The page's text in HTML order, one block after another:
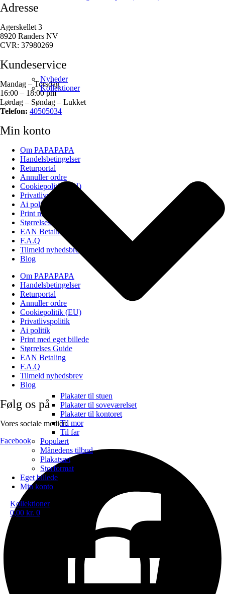
Nyheder
Kollektioner
Plakater til stuen
Plakater til soveværelset
Plakater til kontoret
Til mor
Til far
Populært
Månedens tilbud
Plakatsæt
Storformat
Eget billede
Min konto
Kollektioner
0,00 kr. 0
Adresse
Agerskellet 3
8920 Randers NV
CVR: 37980269
Kundeservice
Mandag – Torsdag
16:00 – 18:00 pm
Lørdag – Søndag – Lukket
Telefon: 40505034
Min konto
Om PAPAPAPA
Handelsbetingelser
Returportal
Annuller ordre
Cookiepolitik (EU)
Privatlivspolitik
Ai politik
Print med eget billede
Størrelses Guide
EAN Betaling
F.A.Q
Tilmeld nyhedsbrev
Blog
Om PAPAPAPA
Handelsbetingelser
Returportal
Annuller ordre
Cookiepolitik (EU)
Privatlivspolitik
Ai politik
Print med eget billede
Størrelses Guide
EAN Betaling
F.A.Q
Tilmeld nyhedsbrev
Blog
Følg os på
Vores sociale medier:
Facebook